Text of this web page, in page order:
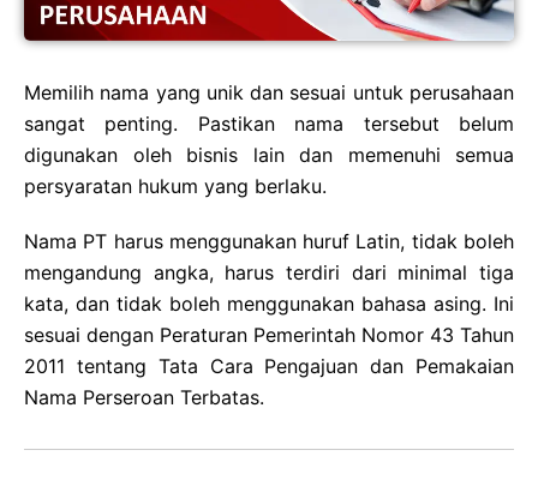
Memilih nama yang unik dan sesuai untuk perusahaan
sangat penting. Pastikan nama tersebut belum
digunakan oleh bisnis lain dan memenuhi semua
persyaratan hukum yang berlaku.
Nama PT harus menggunakan huruf Latin, tidak boleh
mengandung angka, harus terdiri dari minimal tiga
kata, dan tidak boleh menggunakan bahasa asing. Ini
sesuai dengan Peraturan Pemerintah Nomor 43 Tahun
2011 tentang Tata Cara Pengajuan dan Pemakaian
Nama Perseroan Terbatas.